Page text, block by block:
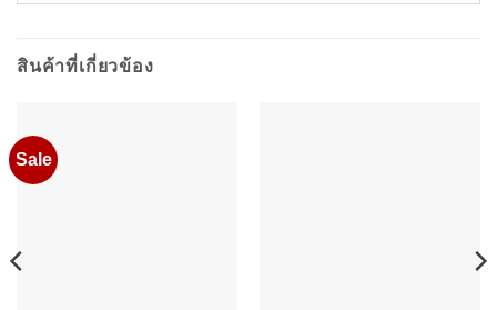
สินค้าที่เกี่ยวข้อง
Sale